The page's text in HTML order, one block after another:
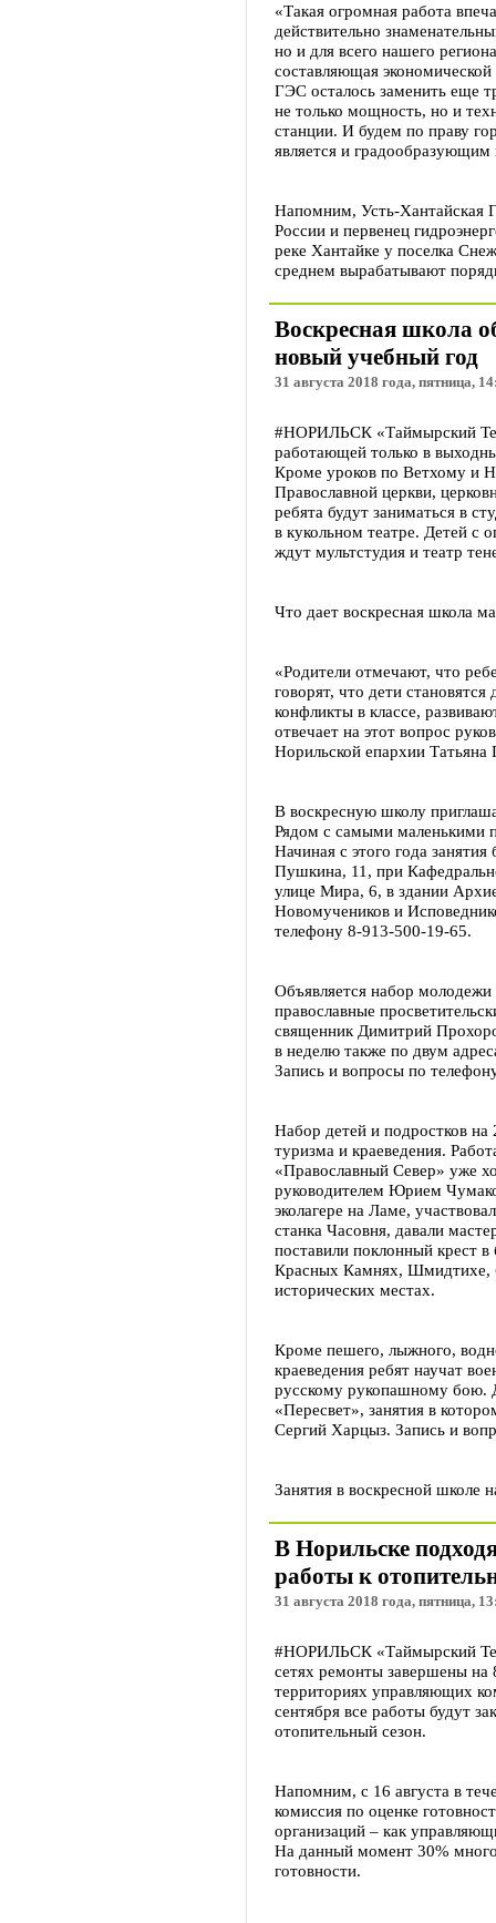
«Такая огромная работа
действительно
но и для всего нашего
составляющая
ГЭС осталось заменить еще
не только мощность, но и
станции. И будем по праву
является и
Напомним, Усть-Хантайская
России и первенец
реке Хантайке у поселка
среднем вырабатывают
Воскресная школа
новый учебный год
31 августа 2018 года, пятница,
#НОРИЛЬСК «Таймырский
работающей только в
Кроме уроков по Ветхому и
Православной церкви,
ребята будут заниматься в
в кукольном театре. Детей с
ждут мультстудия и театр
Что дает воскресная школа
«Родители отмечают, что
говорят, что дети
конфликты в классе,
отвечает на этот вопрос
Норильской епархии Татьяна
В воскресную школу
Рядом с самыми маленькими
Начиная с этого года
Пушкина, 11, при
улице Мира, 6, в здании
Новомучеников и
телефону 8-913-500-19-65.
Объявляется набор
православные
священник Димитрий
в неделю также по двум
Запись и вопросы по
Набор детей и подростков на
туризма и краеведения.
«Православный Север» уже
руководителем Юрием
эколагере на Ламе,
станка Часовня, давали
поставили поклонный крест
Красных Камнях, Шмидтихе,
исторических местах.
Кроме пешего, лыжного,
краеведения ребят научат
русскому рукопашному бою.
«Пересвет», занятия в
Сергий Харцыз. Запись и
Занятия в воскресной школе
В Норильске
работы к
31 августа 2018 года, пятница,
#НОРИЛЬСК «Таймырский
сетях ремонты завершены
территориях управляющих
сентября все работы будут
отопительный сезон.
Напомним, с 16 августа в
комиссия по оценке
организаций – как
На данный момент 30%
готовности.